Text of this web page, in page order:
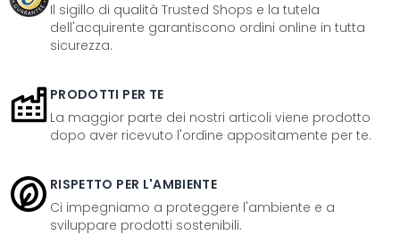
Il sigillo di qualità Trusted Shops e la tutela
dell'acquirente garantiscono ordini online in tutta
sicurezza.
PRODOTTI PER TE
La maggior parte dei nostri articoli viene prodotto
dopo aver ricevuto l'ordine appositamente per te.
RISPETTO PER L'AMBIENTE
Ci impegniamo a proteggere l'ambiente e a
sviluppare prodotti sostenibili.